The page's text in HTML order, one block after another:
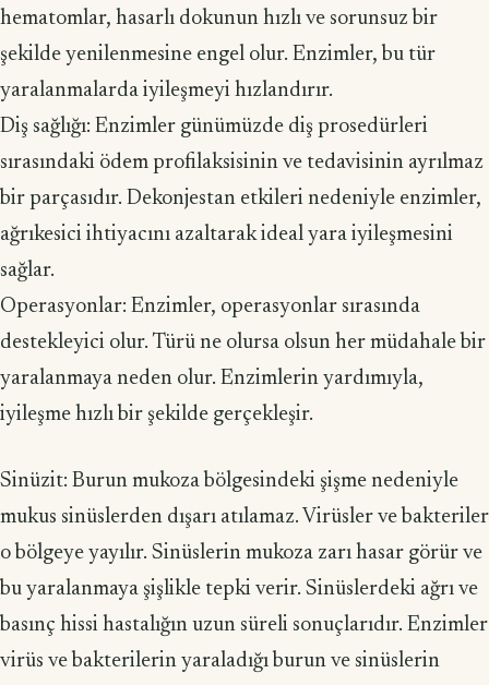
hematomlar, hasarlı dokunun hızlı ve sorunsuz bir
şekilde yenilenmesi­ne engel olur. Enzimler, bu tür
yaralanmalarda iyileşmeyi hızlandırır.
Diş sağlığı: Enzimler günümüzde diş prosedürleri
sırasındaki ödem profilaksisinin ve te­davisinin ayrılmaz
bir parçasıdır. Dekonjestan etkileri nedeniyle enzimler,
ağrıke­sici ihtiyacını azaltarak ideal yara iyileşmesini
sağlar.
Operasyonlar: Enzimler, operasyonlar sırasında
destekleyici olur. Türü ne olursa olsun her müdahale bir
yaralanmaya neden olur. Enzimlerin yardımıyla,
iyileşme hızlı bir şekilde gerçekleşir.
Sinüzit: Burun mukoza bölgesindeki şişme nedeniyle
mukus sinüslerden dışarı atıla­maz. Virüsler ve bakteriler
o bölgeye yayılır. Sinüslerin mukoza zarı hasar görür ve
bu yaralanmaya şişlikle tepki verir. Sinüslerdeki ağrı ve
basınç hissi hastalığın uzun süreli sonuçlarıdır. Enzimler
virüs ve bakterilerin yaraladığı burun ve sinüs­lerin